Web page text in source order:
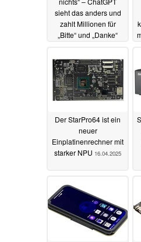
sieht das anders und
zahlt Millionen für
„Bitte“ und „Danke“
Der StarPro64 ist ein
neuer
Einplatinenrechner mit
starker NPU 16.04.2025